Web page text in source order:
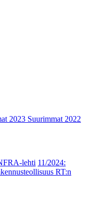
2023 Suurimmat 2022
lehti 11/2024:
RT:n